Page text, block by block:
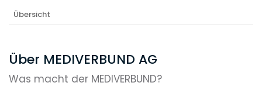
Übersicht
Über MEDIVERBUND AG
Was macht der MEDIVERBUND?